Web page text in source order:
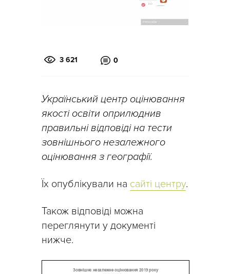
3 621 0
Український центр оцінювання
якості освіти оприлюднив
правильні відповіді на тести
зовнішнього незалежного
оцінювання з географії.
Їх опублікували на сайті центру.
Також відповіді можна
переглянути у документі
нижче.